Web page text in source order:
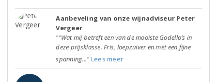
Aanbeveling van onze wijnadviseur Peter
Vergeer
""Wat mij betreft een van de mooiste Godello’s in
deze prijsklasse. Fris, loepzuiver en met een fijne
spanning..." Lees meer